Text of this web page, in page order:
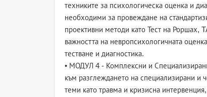
техниките за психологическа оценка и
необходими за провеждане на
проективни методи като Тест на Роршах,
важността на невропсихологичната
тестване и диагностика.
• МОДУЛ 4 - Комплексни и
към разглеждането на специализирани и
теми като травма и кризисна